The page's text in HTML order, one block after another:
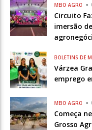
MEIO AGRO
Circuito
imersão
BOLETINS DE
Várzea
emprego
MEIO AGRO
Começa
Grosso